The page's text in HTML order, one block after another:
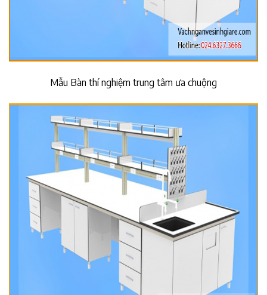
Mẫu Bàn thí nghiệm trung tâm ưa chuộng